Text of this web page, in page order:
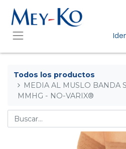
Todos los productos
MEDIA AL MUSLO BANDA
MMHG - NO-VARIX®